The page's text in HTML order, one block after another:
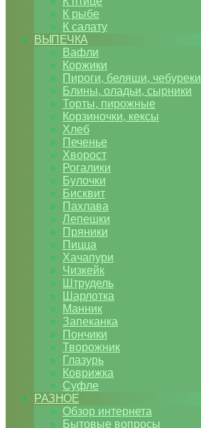
К рыбе
К салату
ВЫПЕЧКА
Вафли
Коржики
Пироги, беляши, чебуреки
Блины, оладьи, сырники
Торты, пирожные
Корзиночки, кексы
Хлеб
Печенье
Хворост
Рогалики
Булочки
Бисквит
Пахлава
Лепешки
Пряники
Пицца
Хачапури
Чизкейк
Штрудель
Шарлотка
Манник
Запеканка
Пончики
Творожник
Глазурь
Коврижка
Суфле
РАЗНОЕ
Обзор интернета
Бытовые вопросы